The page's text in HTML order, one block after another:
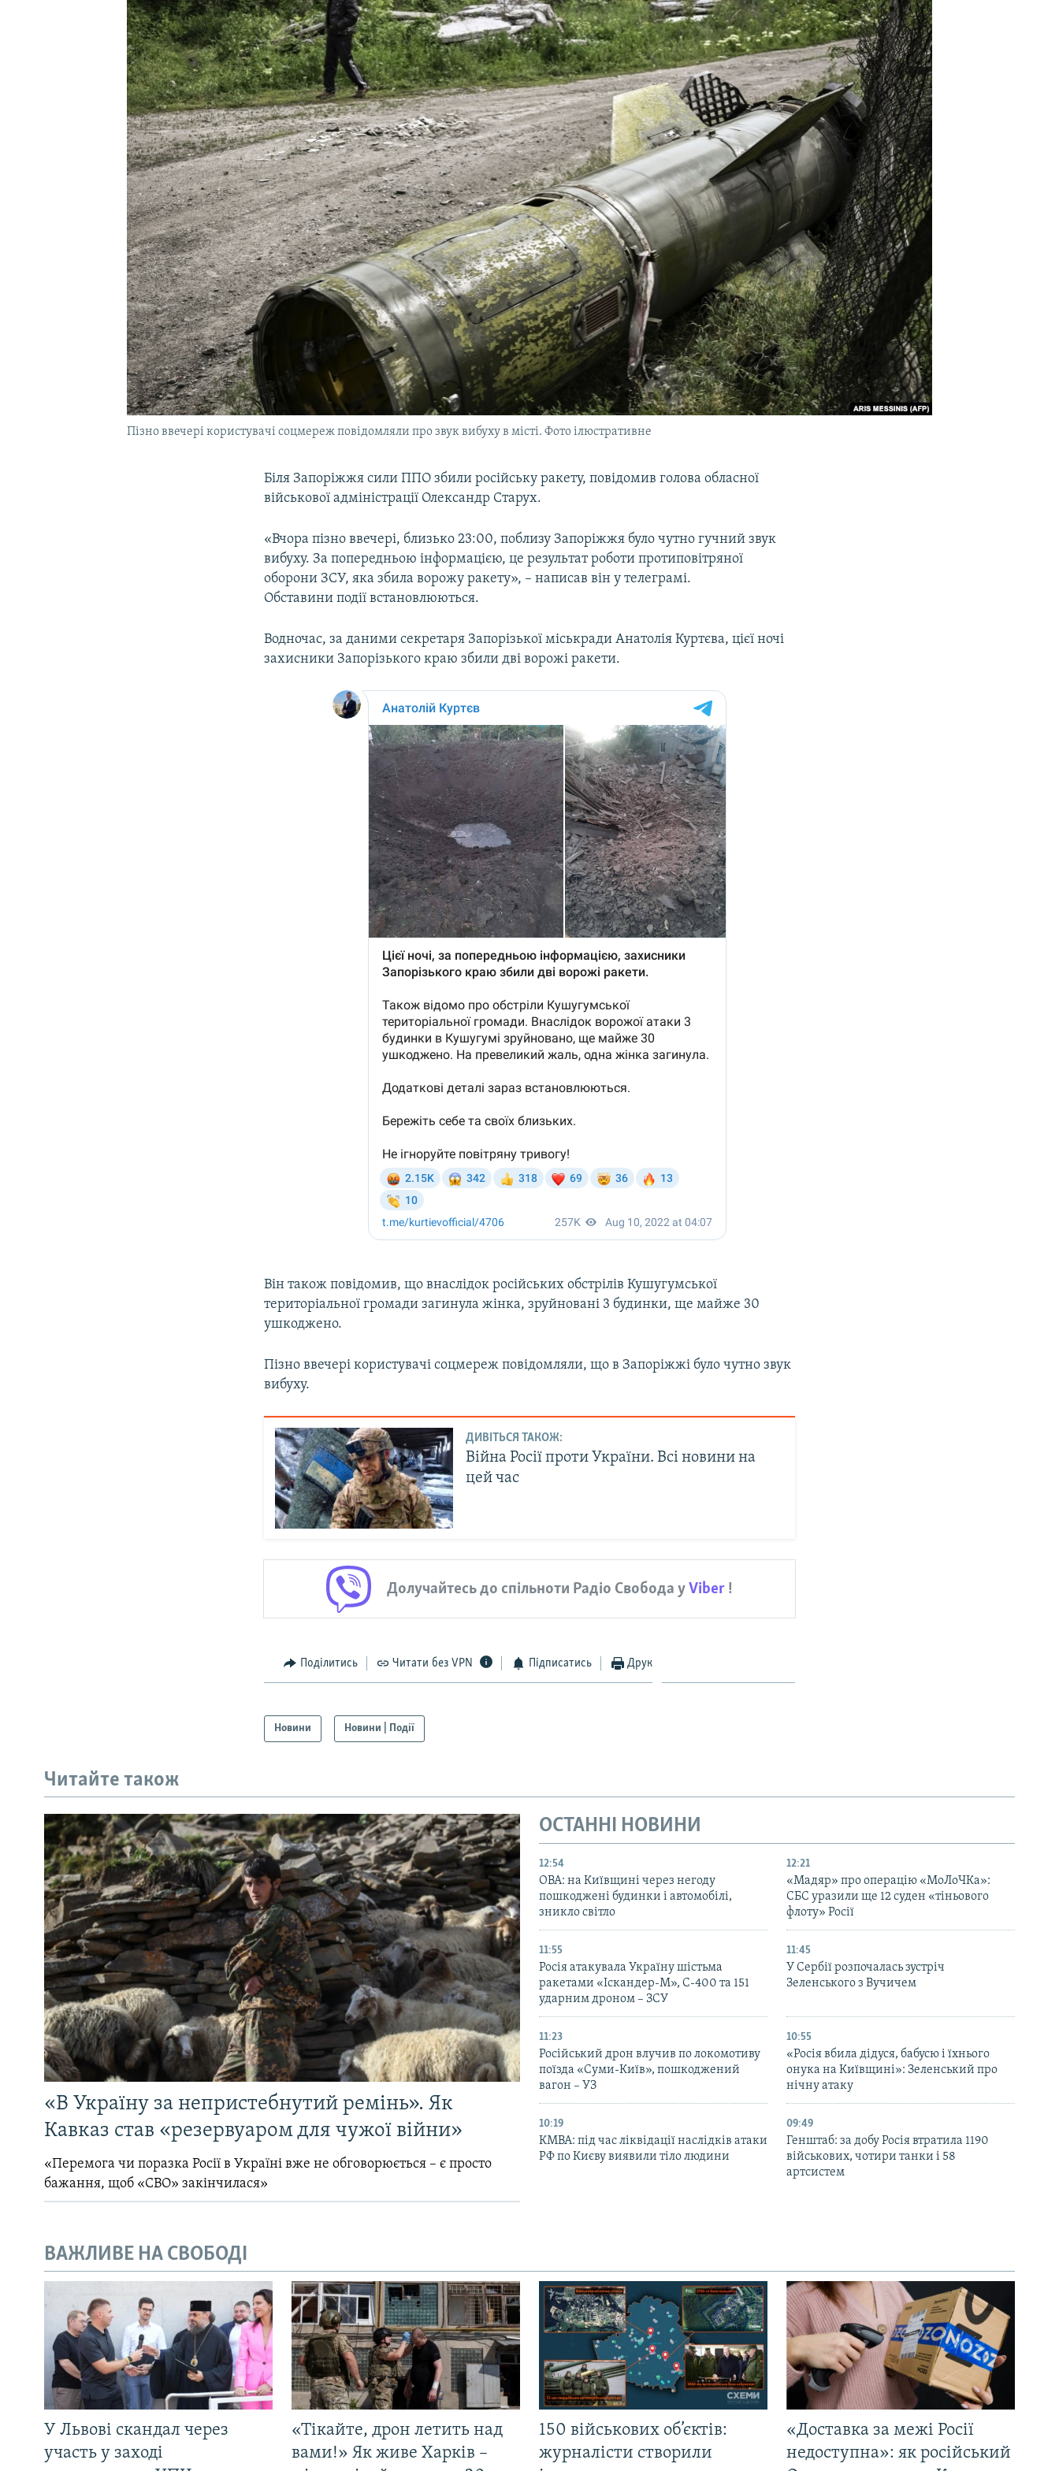
Пізно ввечері користувачі соцмереж повідомляли про звук вибуху в місті. Фото ілюстративне
Біля Запоріжжя сили ППО збили російську ракету, повідомив голова обласної
військової адміністрації Олександр Старух.
«Вчора пізно ввечері, близько 23:00, поблизу Запоріжжя було чутно гучний звук
вибуху. За попередньою інформацією, це результат роботи протиповітряної
оборони ЗСУ, яка збила ворожу ракету», – написав він у телеграмі.
Обставини події встановлюються.
Водночас, за даними секретаря Запорізької міськради Анатолія Куртєва, цієї ночі
захисники Запорізького краю збили дві ворожі ракети.
Він також повідомив, що внаслідок російських обстрілів Кушугумської
територіальної громади загинула жінка, зруйновані 3 будинки, ще майже 30
ушкоджено.
Пізно ввечері користувачі соцмереж повідомляли, що в Запоріжжі було чутно звук
вибуху.
ДИВІТЬСЯ ТАКОЖ:
Війна Росії проти України. Всі новини на
цей час
Долучайтесь до спільноти Радіо Свобода уViber!
Поділитись Читати без VPN Підписатись Друк
Новини Новини | Події
Читайте також
«В Україну за непристебнутий ремінь». Як
Кавказ став «резервуаром для чужої війни»
«Перемога чи поразка Росії в Україні вже не обговорюється – є просто
бажання, щоб «СВО» закінчилася»
ОСТАННІ НОВИНИ
12:54
ОВА: на Київщині через негоду
пошкоджені будинки і автомобілі,
зникло світло
12:21
«Мадяр» про операцію «МоЛоЧКа»:
СБС уразили ще 12 суден «тіньового
флоту» Росії
11:55
Росія атакувала Україну шістьма
ракетами «Іскандер-М», С-400 та 151
ударним дроном – ЗСУ
11:45
У Сербії розпочалась зустріч
Зеленського з Вучичем
11:23
Російський дрон влучив по локомотиву
поїзда «Суми-Київ», пошкоджений
вагон – УЗ
10:55
«Росія вбила дідуся, бабусю і їхнього
онука на Київщині»: Зеленський про
нічну атаку
10:19
КМВА: під час ліквідації наслідків атаки
РФ по Києву виявили тіло людини
09:49
Генштаб: за добу Росія втратила 1190
військових, чотири танки і 58
артсистем
ВАЖЛИВЕ НА СВОБОДІ
У Львові скандал через
участь у заході
«Тікайте, дрон летить над
вами!» Як живе Харків –
150 військових об’єктів:
журналісти створили
«Доставка за межі Росії
недоступна»: як російський